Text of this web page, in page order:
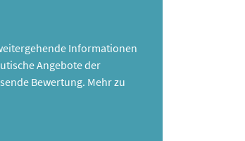
Informationen
Angebote der
Bewertung. Mehr zu